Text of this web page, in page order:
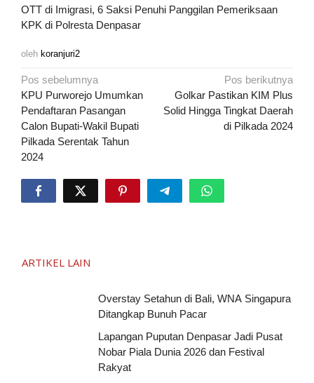
OTT di Imigrasi, 6 Saksi Penuhi Panggilan Pemeriksaan
KPK di Polresta Denpasar
oleh koranjuri2
Navigasi
pos
Pos sebelumnya
KPU Purworejo Umumkan
Pendaftaran Pasangan
Calon Bupati-Wakil Bupati
Pilkada Serentak Tahun
2024
Pos berikutnya
Golkar Pastikan KIM Plus
Solid Hingga Tingkat Daerah
di Pilkada 2024
ARTIKEL LAIN
Overstay Setahun di Bali, WNA Singapura
Ditangkap Bunuh Pacar
Lapangan Puputan Denpasar Jadi Pusat
Nobar Piala Dunia 2026 dan Festival
Rakyat